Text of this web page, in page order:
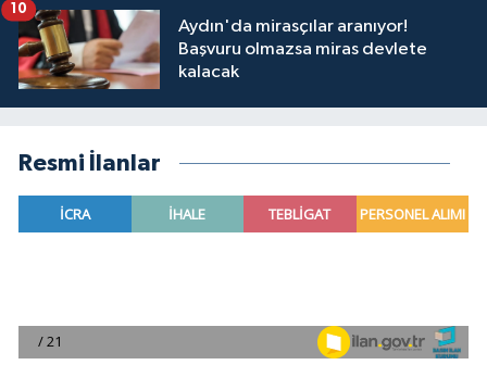
Aydın'da mirasçılar aranıyor!
Başvuru olmazsa miras devlete
kalacak
10
Resmi İlanlar